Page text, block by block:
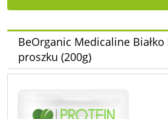
BeOrganic Medicaline
proszku (200g)